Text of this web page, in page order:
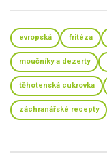
evropská fritéza
moučníky a dezerty
těhotenská cukrovka
záchranářské recepty